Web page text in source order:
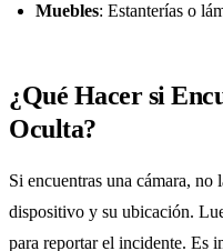
Muebles: Estanterías o
¿Qué Hacer si
Oculta?
Si encuentras una cámara,
dispositivo y su ubicación.
para reportar el incidente. Es